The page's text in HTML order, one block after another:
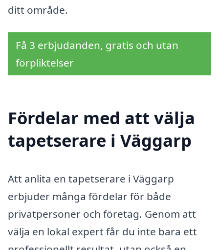
ditt område.
Få 3 erbjudanden, gratis och utan
förpliktelser
Fördelar med att välja
tapetserare i Väggarp
Att anlita en tapetserare i Väggarp
erbjuder många fördelar för både
privatpersoner och företag. Genom att
välja en lokal expert får du inte bara ett